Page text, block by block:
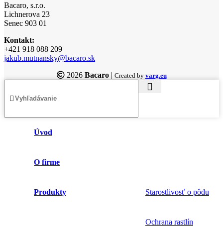
Bacaro, s.r.o.
Lichnerova 23
Senec 903 01
Kontakt:
+421 918 088 209
jakub.mutnansky@bacaro.sk
2026 Bacaro| Created by varg.eu
Úvod
O firme
Produkty Starostlivosť o pôdu
Ochrana rastlín